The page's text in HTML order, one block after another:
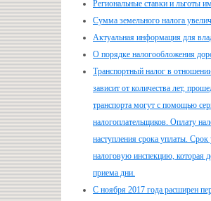
Региональные ставки и льготы
Сумма земельного налога
Актуальная информация для
О порядке налогообложения
Транспортный налог в
зависит от количества лет,
транспорта могут с помощью
налогоплательщиков. Оплату
наступления срока уплаты.
налоговую инспекцию, которая
приема дни.
С ноября 2017 года расширен